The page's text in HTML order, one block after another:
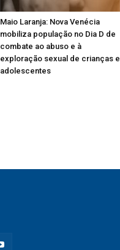
Maio Laranja: Nova Venécia
mobiliza população no Dia D de
combate ao abuso e à
exploração sexual de crianças e
adolescentes